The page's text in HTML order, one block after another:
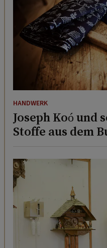
HANDWERK
Joseph Koó und
Stoffe aus dem